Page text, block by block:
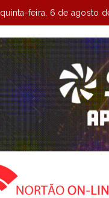
quinta-feira, 6 de agosto